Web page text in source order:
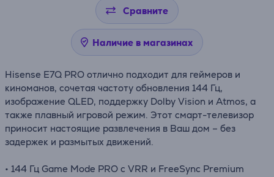
Сравните
Наличие в магазинах
Hisense E7Q PRO отлично подходит для геймеров и
киноманов, сочетая частоту обновления 144 Гц,
изображение QLED, поддержку Dolby Vision и Atmos, а
также плавный игровой режим. Этот смарт-телевизор
приносит настоящие развлечения в Ваш дом – без
задержек и размытых движений.
• 144 Гц Game Mode PRO с VRR и FreeSync Premium